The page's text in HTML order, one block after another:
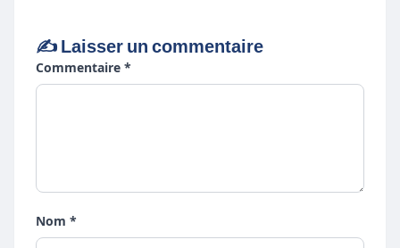
✍️ Laisser un commentaire
Commentaire *
Nom *